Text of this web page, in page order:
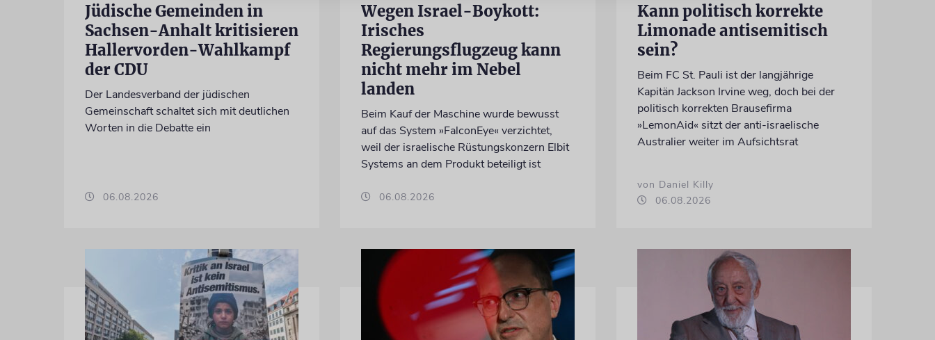
Jüdische Gemeinden in
Sachsen-Anhalt kritisieren
Hallervorden-Wahlkampf
der CDU
Der Landesverband der jüdischen
Gemeinschaft schaltet sich mit deutlichen
Worten in die Debatte ein
06.08.2026
Wegen Israel-Boykott:
Irisches
Regierungsflugzeug kann
nicht mehr im Nebel
landen
Beim Kauf der Maschine wurde bewusst
auf das System »FalconEye« verzichtet,
weil der israelische Rüstungskonzern Elbit
Systems an dem Produkt beteiligt ist
06.08.2026
Kann politisch korrekte
Limonade antisemitisch
sein?
Beim FC St. Pauli ist der langjährige
Kapitän Jackson Irvine weg, doch bei der
politisch korrekten Brausefirma
»LemonAid« sitzt der anti-israelische
Australier weiter im Aufsichtsrat
von Daniel Killy
06.08.2026